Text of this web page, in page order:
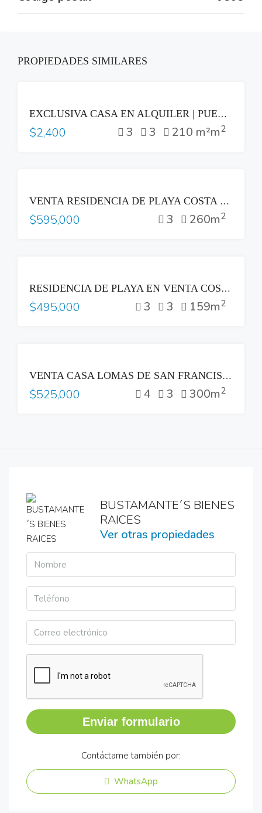
PROPIEDADES SIMILARES
EXCLUSIVA CASA EN ALQUILER | PUERTA DEL BÁLSAMO II, NUEVO CUSCATLÁN
$2,400 3 3 210 m²m2
VENTA RESIDENCIA DE PLAYA COSTA DEL SOL
$595,000 3 260m2
RESIDENCIA DE PLAYA EN VENTA COSTA DEL SOL
$495,000 3 3 159m2
VENTA CASA LOMAS DE SAN FRANCISCO SAN SALVADOR
$525,000 4 3 300m2
BUSTAMANTE´S BIENES
RAICES
Ver otras propiedades
Enviar formulario
Contáctame también por:
WhatsApp